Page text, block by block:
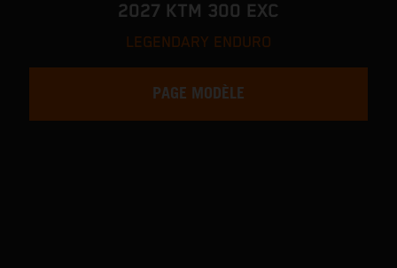
2027 KTM 300 EXC
LEGENDARY ENDURO
PAGE MODÈLE